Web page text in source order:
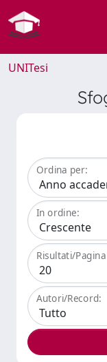
UNITesi
Ordina per:
In ordine:
Risultati/Pagina
Autori/Record: